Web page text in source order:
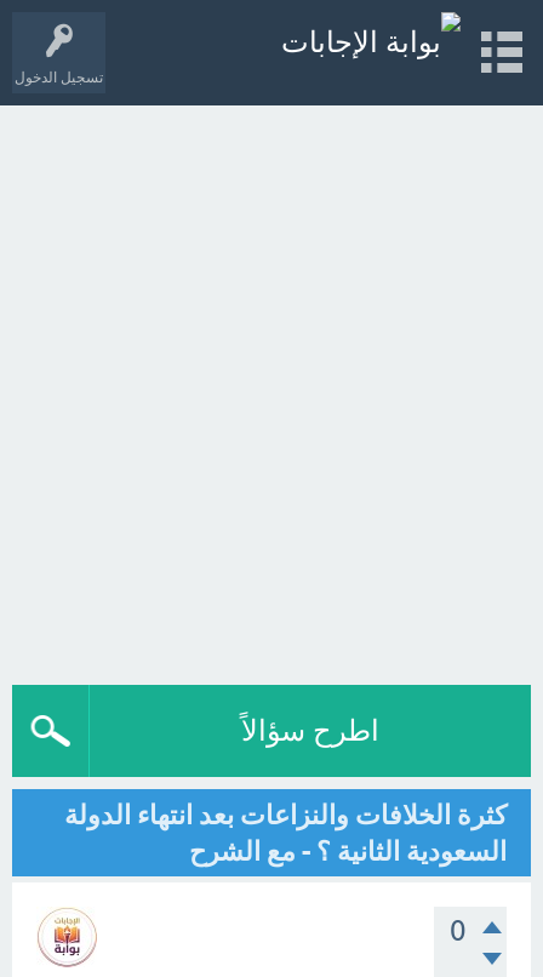
تسجيل الدخول
اطرح سؤالاً
كثرة الخلافات والنزاعات بعد انتهاء الدولة
السعودية الثانية ؟ - مع الشرح
0